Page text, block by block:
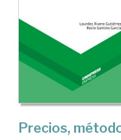
Precios,